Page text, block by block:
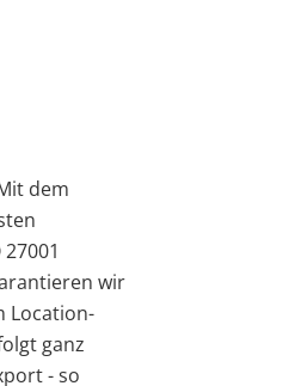
dem
wir
Location-
ganz
- so